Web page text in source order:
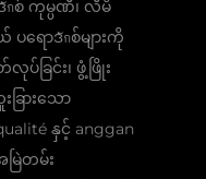
စ် ကုမ္ပဏီ၊ လီမိ
ောဒักစ်များကို
ခြင်း၊ ဖွံ့ဖြိုး
ြားသော
နှင့် anggan
မြဲတမ်း